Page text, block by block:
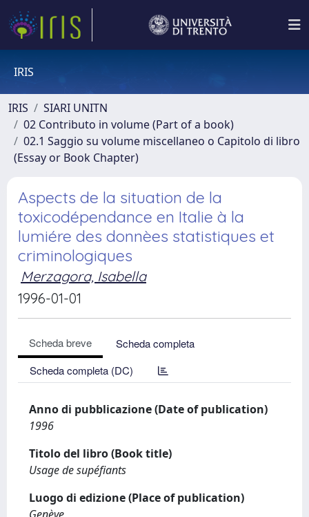
IRIS
IRIS
SIARI UNITN
02 Contributo in volume (Part of a book)
02.1 Saggio su volume miscellaneo o Capitolo di libro
(Essay or Book Chapter)
Aspects de la situation de la
toxicodépendance en Italie à la
lumiére des donnèes statistiques et
criminologiques
Merzagora, Isabella
1996-01-01
Scheda breve
Scheda completa
Scheda completa (DC)
Anno di pubblicazione (Date of publication)
1996
Titolo del libro (Book title)
Usage de supéfiants
Luogo di edizione (Place of publication)